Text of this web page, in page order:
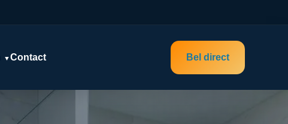
▼Contact Bel direct